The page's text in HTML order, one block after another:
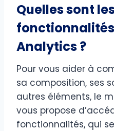
Quelles sont
Analytics ?
Pour vous aider à
sa composition, ses
autres éléments, le
vous propose
fonctionnalités, qui